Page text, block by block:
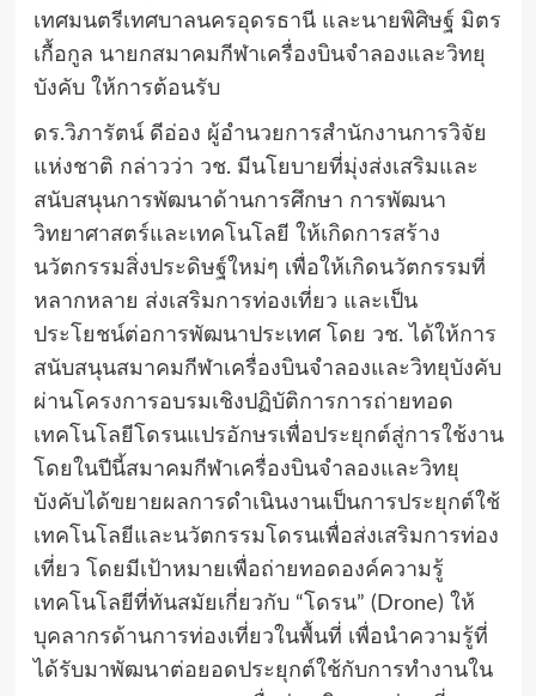
เทศมนตรีเทศบาลนครอุดรธานี และนายพิศิษฐ์ มิตร
เกื้อกูล นายกสมาคมกีฬาเครื่องบินจำลองและวิทยุ
บังคับ ให้การต้อนรับ
ดร.วิภารัตน์ ดีอ่อง ผู้อำนวยการสำนักงานการวิจัย
แห่งชาติ กล่าวว่า วช. มีนโยบายที่มุ่งส่งเสริมและ
สนับสนุนการพัฒนาด้านการศึกษา การพัฒนา
วิทยาศาสตร์และเทคโนโลยี ให้เกิดการสร้าง
นวัตกรรมสิ่งประดิษฐ์ใหม่ๆ เพื่อให้เกิดนวัตกรรมที่
หลากหลาย ส่งเสริมการท่องเที่ยว และเป็น
ประโยชน์ต่อการพัฒนาประเทศ โดย วช. ได้ให้การ
สนับสนุนสมาคมกีฬาเครื่องบินจำลองและวิทยุบังคับ
ผ่านโครงการอบรมเชิงปฏิบัติการการถ่ายทอด
เทคโนโลยีโดรนแปรอักษรเพื่อประยุกต์สู่การใช้งาน
โดยในปีนี้สมาคมกีฬาเครื่องบินจำลองและวิทยุ
บังคับได้ขยายผลการดำเนินงานเป็นการประยุกต์ใช้
เทคโนโลยีและนวัตกรรมโดรนเพื่อส่งเสริมการท่อง
เที่ยว โดยมีเป้าหมายเพื่อถ่ายทอดองค์ความรู้
เทคโนโลยีที่ทันสมัยเกี่ยวกับ “โดรน” (Drone) ให้
บุคลากรด้านการท่องเที่ยวในพื้นที่ เพื่อนำความรู้ที่
ได้รับมาพัฒนาต่อยอดประยุกต์ใช้กับการทำงานใน